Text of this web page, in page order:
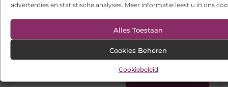
advertenties en statistische analyses. Meer informatie leest u in ons
Alles Toestaan
Cookies Beheren
Cookiebeleid
DEEL DIT:
Begin vandaag nog
met bloggen op
VSENV
Stuur ons een bericht